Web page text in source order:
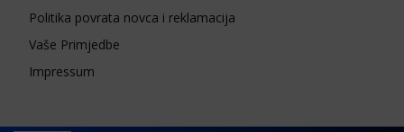
Politika povrata novca i reklamacija
Vaše Primjedbe
Impressum